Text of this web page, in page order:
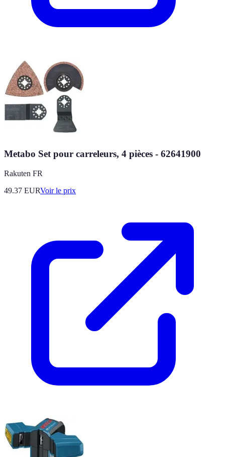
Metabo Set pour carreleurs, 4 pièces - 62641900
Rakuten FR
49.37 EURVoir le prix